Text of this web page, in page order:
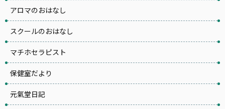
アロマのおはなし
スクールのおはなし
マチホセラピスト
保健室だより
元氣堂日記